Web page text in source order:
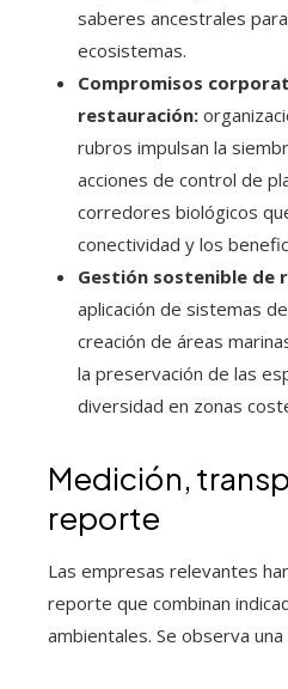
saberes ancestrales
ecosistemas.
Compromisos
restauración:
rubros impulsan la
acciones de control de
corredores biológicos
conectividad y los
Gestión sostenible de
aplicación de sistemas
creación de áreas
la preservación de las
diversidad en zonas
Medición,
reporte
Las empresas relevantes
reporte que combinan
ambientales. Se observa una